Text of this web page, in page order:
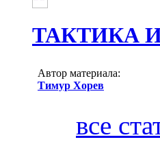
ТАКТИКА
Автор материала:
Тимур Хорев
все